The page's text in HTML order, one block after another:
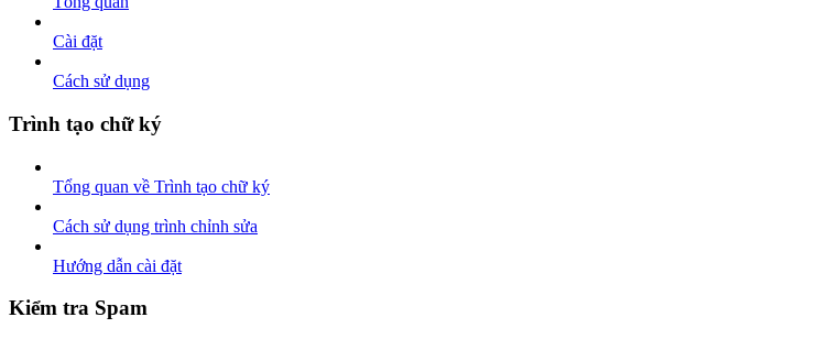
Cài đặt
Cách sử dụng
Trình tạo chữ ký
Tổng quan về Trình tạo chữ ký
Cách sử dụng trình chỉnh sửa
Hướng dẫn cài đặt
Kiểm tra Spam